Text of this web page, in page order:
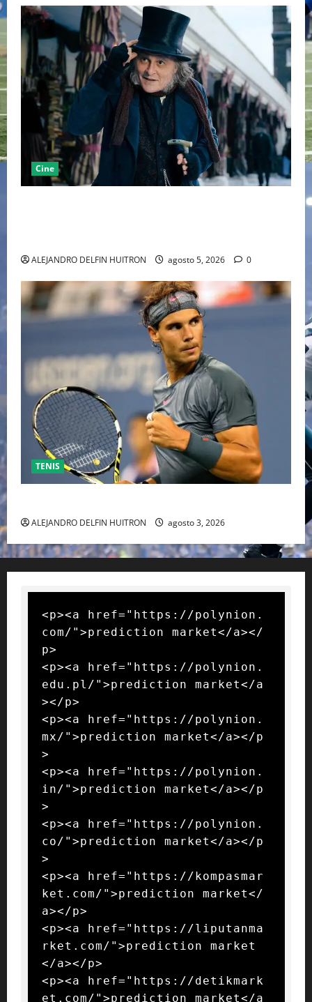
Cine
ALEJANDRO DELFIN HUITRON agosto 5, 2026 0
TENIS
ALEJANDRO DELFIN HUITRON agosto 3, 2026
<p><a href="https://polynion.
com/">prediction market</a></
p>
<p><a href="https://polynion.
edu.pl/">prediction market</a
></p>
<p><a href="https://polynion.
mx/">prediction market</a></p
>
<p><a href="https://polynion.
in/">prediction market</a></p
>
<p><a href="https://polynion.
co/">prediction market</a></p
>
<p><a href="https://kompasmar
ket.com/">prediction market</
a></p>
<p><a href="https://liputanma
rket.com/">prediction market
</a></p>
<p><a href="https://detikmark
et.com/">prediction market</a